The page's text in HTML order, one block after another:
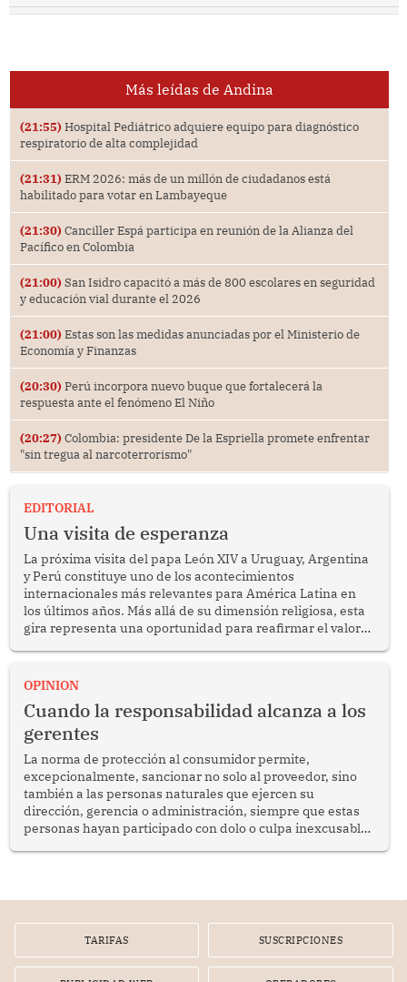
Más leídas de Andina
(21:55) Hospital Pediátrico adquiere equipo para diagnóstico
respiratorio de alta complejidad
(21:31) ERM 2026: más de un millón de ciudadanos está
habilitado para votar en Lambayeque
(21:30) Canciller Espá participa en reunión de la Alianza del
Pacífico en Colombia
(21:00) San Isidro capacitó a más de 800 escolares en seguridad
y educación vial durante el 2026
(21:00) Estas son las medidas anunciadas por el Ministerio de
Economía y Finanzas
(20:30) Perú incorpora nuevo buque que fortalecerá la
respuesta ante el fenómeno El Niño
(20:27) Colombia: presidente De la Espriella promete enfrentar
"sin tregua al narcoterrorismo"
EDITORIAL
Una visita de esperanza
La próxima visita del papa León XIV a Uruguay, Argentina
y Perú constituye uno de los acontecimientos
internacionales más relevantes para América Latina en
los últimos años. Más allá de su dimensión religiosa, esta
gira representa una oportunidad para reafirmar el valor
enfrenta desafíos en materia de desarrollo, cohesión
OPINION
Cuando la responsabilidad alcanza a los
gerentes
La norma de protección al consumidor permite,
excepcionalmente, sancionar no solo al proveedor, sino
también a las personas naturales que ejercen su
dirección, gerencia o administración, siempre que estas
personas hayan participado con dolo o culpa inexcusable
por la frustrada realización de un meet and greet con
TARIFAS SUSCRIPCIONES